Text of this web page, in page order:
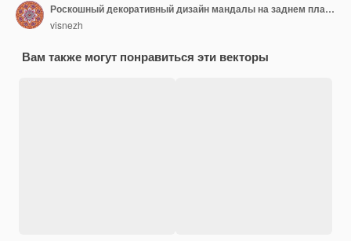
Роскошный декоративный дизайн мандалы на заднем плане в золотом цвете
visnezh
Вам также могут понравиться эти векторы